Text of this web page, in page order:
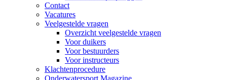
Contact
Vacatures
Veelgestelde vragen
Overzicht veelgestelde vragen
Voor duikers
Voor bestuurders
Voor instructeurs
Klachtenprocedure
Onderwatersport Magazine